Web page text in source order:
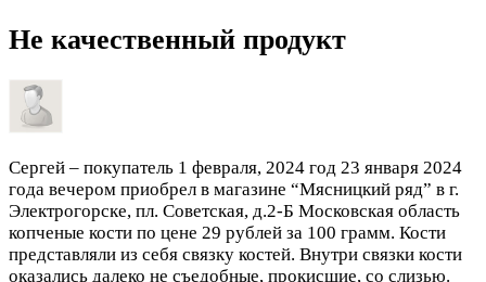
Не качественный продукт
Сергей – покупатель 1 февраля, 2024 год 23 января 2024
года вечером приобрел в магазине “Мясницкий ряд” в г.
Электрогорске, пл. Советская, д.2-Б Московская область
копченые кости по цене 29 рублей за 100 грамм. Кости
представляли из себя связку костей. Внутри связки кости
оказались далеко не съедобные, прокисшие, со слизью.